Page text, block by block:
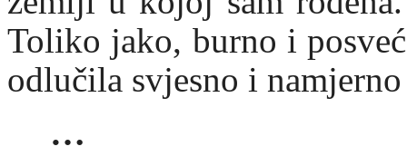
Toliko jako, burno i
odlučila svjesno i
…